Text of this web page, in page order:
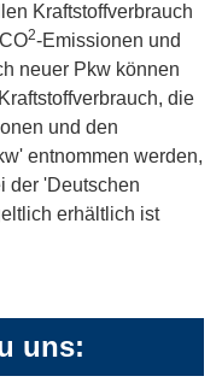
Kraftstoffverbrauch
2-Emissionen und
neuer Pkw können
die
und den
entnommen werden,
der 'Deutschen
erhältlich ist
uns: